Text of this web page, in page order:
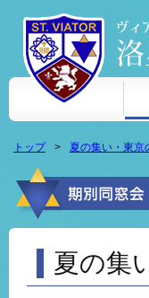
本文へジャンプ
トップ 夏の集い・東京
夏の集